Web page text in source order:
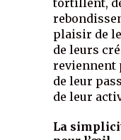
tortillent,
plaisir de
de leurs
reviennent
de leur
de leur
La